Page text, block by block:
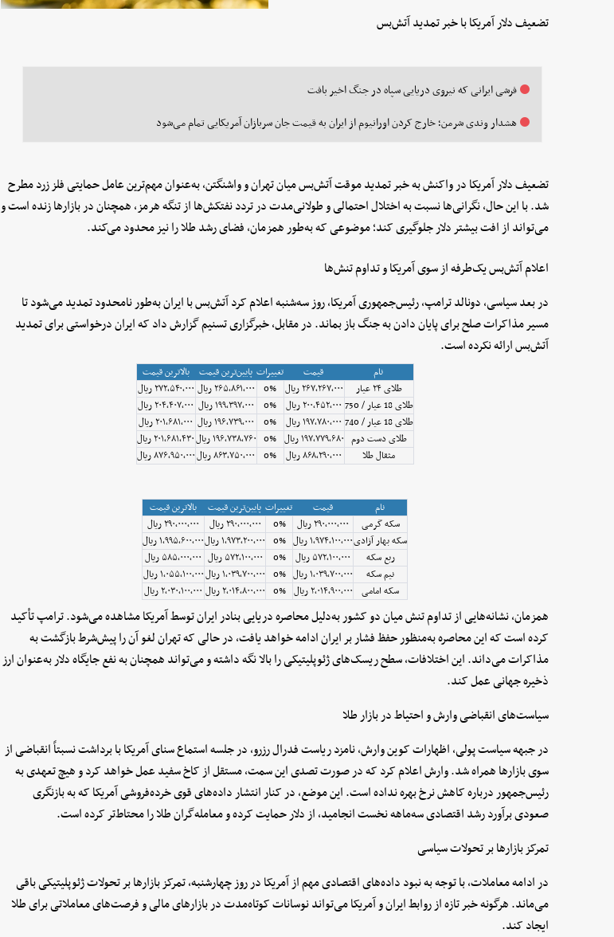
تضعیف دلار آمریکا با خبر تمدید آتش‌بس
فرشی ایرانی که نیروی دریایی سپاه در جنگ اخیر بافت
هشدار وندی شرمن؛ خارج کردن اورانیوم از ایران به قیمت جان سربازان آمریکایی تمام می‌شود
تضعیف دلار آمریکا در واکنش به خبر تمدید موقت آتش‌بس میان تهران و واشنگتن، به‌عنوان مهم‌ترین عامل حمایتی فلز زرد مطرح
شد. با این حال، نگرانی‌ها نسبت به اختلال احتمالی و طولانی‌مدت در تردد نفتکش‌ها از تنگه هرمز، همچنان در بازارها زنده است و
می‌تواند از افت بیشتر دلار جلوگیری کند؛ موضوعی که به‌طور همزمان، فضای رشد طلا را نیز محدود می‌کند.
اعلام آتش‌بس یک‌طرفه از سوی آمریکا و تداوم تنش‌ها
در بعد سیاسی، دونالد ترامپ، رئیس‌جمهوری آمریکا، روز سه‌شنبه اعلام کرد آتش‌بس با ایران به‌طور نامحدود تمدید می‌شود تا
مسیر مذاکرات صلح برای پایان دادن به جنگ باز بماند. در مقابل، خبرگزاری تسنیم گزارش داد که ایران درخواستی برای تمدید
آتش‌بس ارائه نکرده است.
نام قیمت تغییرات پایین‌ترین قیمت
بالاترین قیمت
طلای ۲۴ عیار
۲۶۷٬۲۶۷٬۰۰۰ ریال 0% ۲۶۵٬۸۶۱٬۰۰۰ ریال
۲۷۲٬۵۴۰٬۰۰۰ ریال
طلای 18 عیار / 750
۲۰۰٬۴۵۲٬۰۰۰ ریال 0% ۱۹۹٬۳۹۷٬۰۰۰ ریال
۲۰۴٬۴۰۷٬۰۰۰ ریال
طلای 18 عیار / 740
۱۹۷٬۷۸۰٬۰۰۰ ریال 0% ۱۹۶٬۷۳۹٬۰۰۰ ریال
۲۰۱٬۶۸۱٬۰۰۰ ریال
طلای دست دوم ۱۹۷٬۷۷۹٬۶۸۰ ریال 0% ۱۹۶٬۷۳۸٬۷۶۰ ریال
۲۰۱٬۶۸۱٬۴۳۰ ریال
مثقال طلا
۸۶۸٬۲۹۰٬۰۰۰ ریال 0% ۸۶۳٬۷۵۰٬۰۰۰ ریال ۸۷۶٬۹۵۰٬۰۰۰ ریال
نام قیمت تغییرات پایین‌ترین قیمت
بالاترین قیمت
سکه گرمی
۲۹۰٬۰۰۰٬۰۰۰ ریال 0% ۲۹۰٬۰۰۰٬۰۰۰ ریال
۲۹۰٬۰۰۰٬۰۰۰ ریال
سکه بهار آزادی۱٬۹۷۴٬۱۰۰٬۰۰۰ ریال 0% ۱٬۹۷۳٬۲۰۰٬۰۰۰ ریال
۱٬۹۹۵٬۶۰۰٬۰۰۰ ریال
ربع سکه
۵۷۲٬۱۰۰٬۰۰۰ ریال 0% ۵۷۲٬۱۰۰٬۰۰۰ ریال
۵۸۵٬۰۰۰٬۰۰۰ ریال
نیم سکه
۱٬۰۳۹٬۷۰۰٬۰۰۰ ریال 0% ۱٬۰۳۹٬۷۰۰٬۰۰۰ ریال
۱٬۰۵۵٬۱۰۰٬۰۰۰ ریال
سکه امامی
۲٬۰۱۴٬۹۰۰٬۰۰۰ ریال 0% ۲٬۰۱۴٬۸۰۰٬۰۰۰ ریال ۲٬۰۳۰٬۱۰۰٬۰۰۰ ریال
همزمان، نشانه‌هایی از تداوم تنش میان دو کشور به‌دلیل محاصره دریایی بنادر ایران توسط آمریکا مشاهده می‌شود. ترامپ تأکید
کرده است که این محاصره به‌منظور حفظ فشار بر ایران ادامه خواهد یافت، در حالی که تهران لغو آن را پیش‌شرط بازگشت به
مذاکرات می‌داند. این اختلافات، سطح ریسک‌های ژئوپلیتیکی را بالا نگه داشته و می‌تواند همچنان به نفع جایگاه دلار به‌عنوان ارز
ذخیره جهانی عمل کند.
سیاست‌های انقباضی وارش و احتیاط در بازار طلا
در جبهه سیاست پولی، اظهارات کوین وارش، نامزد ریاست فدرال رزرو، در جلسه استماع سنای آمریکا با برداشت نسبتاً انقباضی از
سوی بازارها همراه شد. وارش اعلام کرد که در صورت تصدی این سمت، مستقل از کاخ سفید عمل خواهد کرد و هیچ تعهدی به
رئیس‌جمهور درباره کاهش نرخ بهره نداده است. این موضع، در کنار انتشار داده‌های قوی خرده‌فروشی آمریکا که به بازنگری
صعودی برآورد رشد اقتصادی سه‌ماهه نخست انجامید، از دلار حمایت کرده و معامله‌گران طلا را محتاط‌تر کرده است.
تمرکز بازارها بر تحولات سیاسی
در ادامه معاملات، با توجه به نبود داده‌های اقتصادی مهم از آمریکا در روز چهارشنبه، تمرکز بازارها بر تحولات ژئوپلیتیکی باقی
می‌ماند. هرگونه خبر تازه از روابط ایران و آمریکا می‌تواند نوسانات کوتاه‌مدت در بازارهای مالی و فرصت‌های معاملاتی برای طلا
ایجاد کند.